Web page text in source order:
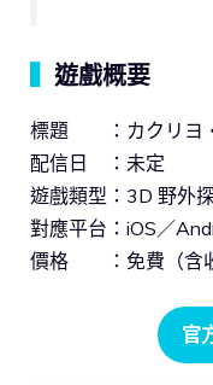
遊戲概要
標題 ：カクリヨ
配信日 ：未定
遊戲類型：3D 野外
對應平台：iOS／
價格 ：免費（含收
官